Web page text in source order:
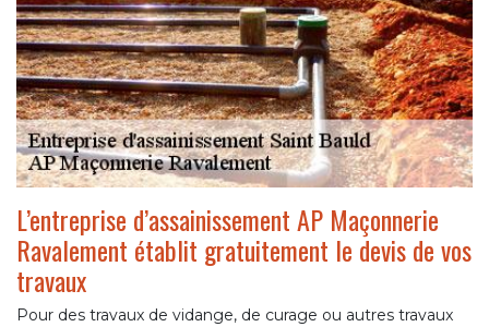
L’entreprise d’assainissement AP Maçonnerie
Ravalement établit gratuitement le devis de vos
travaux
Pour des travaux de vidange, de curage ou autres travaux